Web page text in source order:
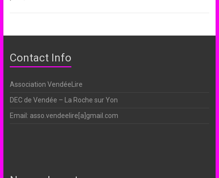
Contact Info
Association VendéeLire
DEC de Vendée – La Roche sur Yon
Email: asso.vendeelire[a]gmail.com